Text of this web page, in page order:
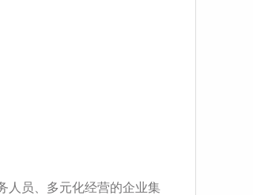
人员、多元化经营的企业集